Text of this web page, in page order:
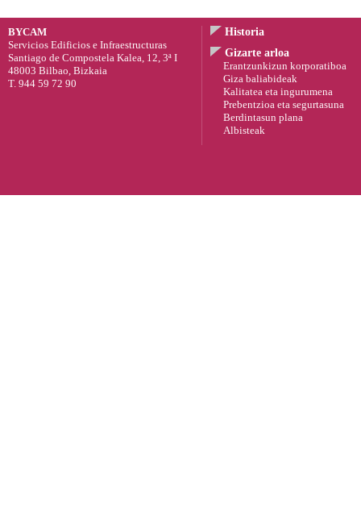
BYCAM
Servicios Edificios e Infraestructuras
Santiago de Compostela Kalea, 12, 3ª I
48003 Bilbao, Bizkaia
T. 944 59 72 90
Historia
Gizarte arloa
Erantzunkizun korporatiboa
Giza baliabideak
Kalitatea eta ingurumena
Prebentzioa eta segurtasuna
Berdintasun plana
Albisteak